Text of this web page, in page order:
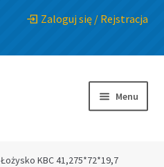
Zaloguj się / Rejstracja
Menu
Łożysko KBC 41,275*72*19,7